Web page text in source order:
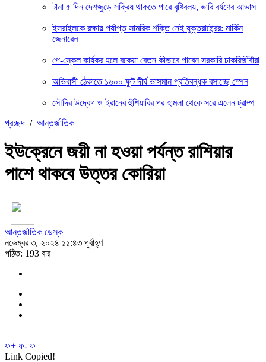
টানা ৫ দিন দেশজুড়ে সক্রিয় থাকতে পারে বৃষ্টিবলয়, ভারি বর্ষণের আভাস
ইসরাইলকে রক্ষায় পর্যাপ্ত সামরিক শক্তি নেই যুক্তরাষ্ট্রের: মার্কিন
জেনারেল
পে-স্কেল কার্যকর হলে বকেয়া বেতন কীভাবে পাবেন সরকারি চাকরিজীবীরা
অভিবাসী ঠেকাতে ১৬০০ ফুট দীর্ঘ ভাসমান প্রতিবন্ধক বসাচ্ছে স্পেন
সৌদির উদ্বেগ ও ইরানের হুঁশিয়ারির পর হামলা থেকে সরে এলেন ট্রাম্প
প্রচ্ছদ / আন্তর্জাতিক
ইউক্রেনে জয়ী না হওয়া পর্যন্ত রাশিয়ার
পাশে থাকবে উত্তর কোরিয়া
আন্তর্জাতিক ডেস্ক
নভেম্বর ৩, ২০২৪ ১১:৪৩ পূর্বাহ্ণ
পঠিত: 193 বার
ফ+ ফ- ফ
Link Copied!